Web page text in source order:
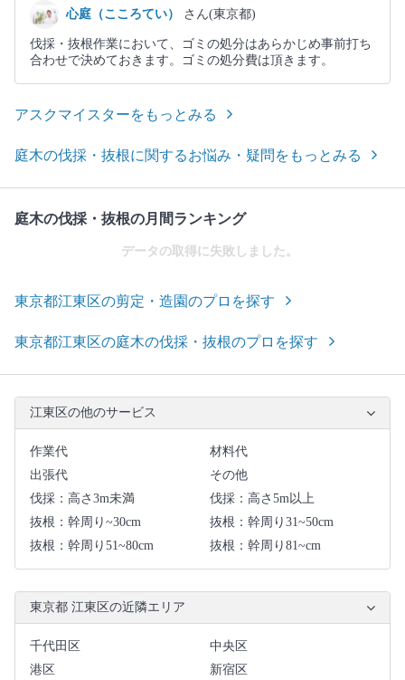
心庭（こころてい） さん(東京都)
伐採・抜根作業において、ゴミの処分はあらかじめ事前打ち
合わせで決めておきます。ゴミの処分費は頂きます。
アスクマイスターをもっとみる
庭木の伐採・抜根に関するお悩み・疑問をもっとみる
庭木の伐採・抜根の月間ランキング
データの取得に失敗しました。
東京都江東区の剪定・造園のプロを探す
東京都江東区の庭木の伐採・抜根のプロを探す
江東区の他のサービス
作業代
材料代
出張代
その他
伐採：高さ3m未満
伐採：高さ5m以上
抜根：幹周り~30cm
抜根：幹周り31~50cm
抜根：幹周り51~80cm
抜根：幹周り81~cm
東京都 江東区の近隣エリア
千代田区
中央区
港区
新宿区